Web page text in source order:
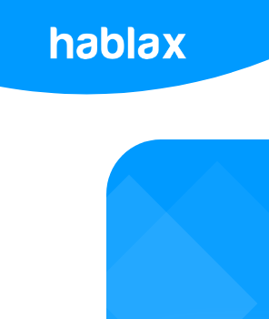
Beranda